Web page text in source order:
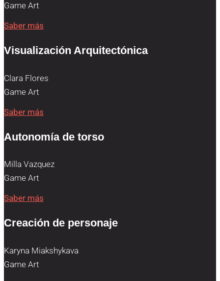
Game Art
Saber más
Visualización Arquitectónica
Clara Flores
Game Art
Saber más
Autonomía de torso
Milla Vazquez
Game Art
Saber más
Creación de personaje
Karyna Miakshykava
Game Art